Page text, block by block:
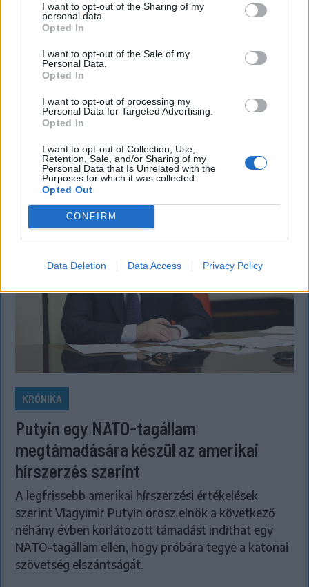
I want to opt-out of the Sharing of my
personal data.
Opted In
I want to opt-out of the Sale of my
Personal Data.
Opted In
I want to opt-out of processing my
Personal Data for Targeted Advertising.
Opted In
I want to opt-out of Collection, Use,
Retention, Sale, and/or Sharing of my
Personal Data that Is Unrelated with the
Purposes for which it was collected.
Opted Out
CONFIRM
Data Deletion Data Access Privacy Policy
KRÓNIKA
Meddig használható még a régi
személyi?
Sok román állampolgár még mindig az 1997-es
mintára kiállított személyi igazolványt használja,
azonban ezt fokozatosan kivonják a forgalomból,
igazolványok országszerte elérhetővé válnak.
KRÓNIKA
Putyin egy NATO-tagállam
megtámadására készül az amerikai
hírszerzés szerint
A legfrissebb amerikai hírszerzési értékelések
szerint Vlagyimir Putyin orosz elnök a következő
néhány évben korlátozott támadást indíthat egy
NATO-tagállam ellen, hogy próbára tegye a katonai
szövetség elszántságát.